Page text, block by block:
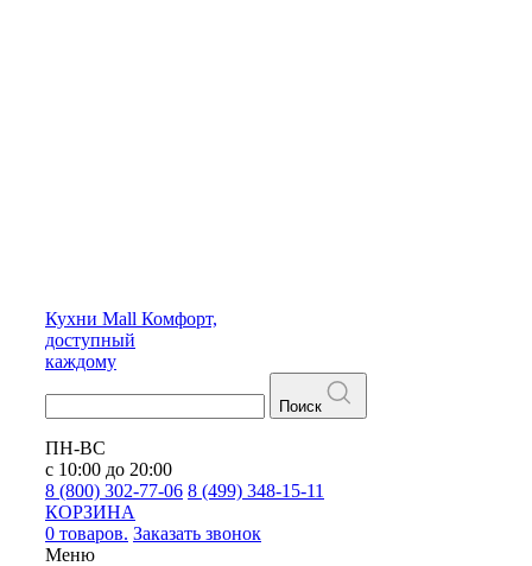
Кухни Mall Комфорт,
доступный
каждому
Поиск
ПН-ВС
с 10:00 до 20:00
8 (800) 302-77-06 8 (499) 348-15-11
КОРЗИНА
0 товаров. Заказать звонок
Меню